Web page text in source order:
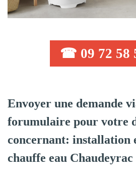
☎ 09 72 58
Envoyer une demande
forumulaire pour votre
concernant: installation
chauffe eau Chaudeyrac